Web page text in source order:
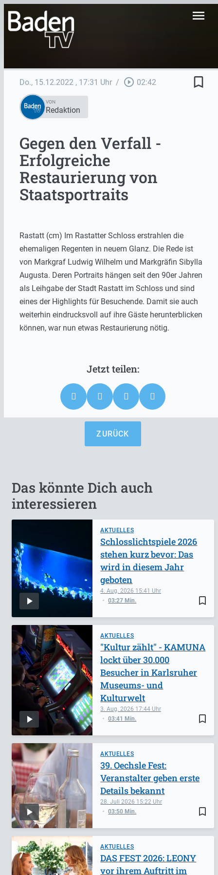
menu
Do., 15.12.2022 , 17:31 Uhr / play_circle_outline 02:42 bookmark_border
VON
Redaktion
Gegen den Verfall -
Erfolgreiche
Restaurierung von
Staatsportraits
Rastatt (cm) Im Rastatter Schloss erstrahlen die
ehemaligen Regenten in neuem Glanz. Die Rede ist
von Markgraf Ludwig Wilhelm und Markgräfin Sibylla
Augusta. Deren Portraits hängen seit den 90er Jahren
als Leihgabe der Stadt Rastatt im Schloss und sind
eines der Highlights für Besuchende. Damit sie auch
weiterhin eindrucksvoll auf ihre Gäste herunterblicken
können, war nun etwas Restaurierung nötig.
ZURÜCK
Das könnte Dich auch
interessieren
AKTUELLES
bookmark_border
4. Aug. 2026 15:41
03:27 Min.
Schlosslichtspiele 2026
stehen kurz bevor: Das
wird in diesem Jahr
geboten
AKTUELLES
bookmark_border
3. Aug. 2026 17:44
03:41 Min.
"Kultur zählt" - KAMUNA
lockt über 30.000
Besucher in Karlsruher
Museums- und
Kulturwelt
AKTUELLES
bookmark_border
28. Juli 2026 15:22
03:50 Min.
39. Oechsle Fest:
Veranstalter geben erste
Details bekannt
AKTUELLES
DAS FEST 2026: LEONY
vor ihrem Auftritt im